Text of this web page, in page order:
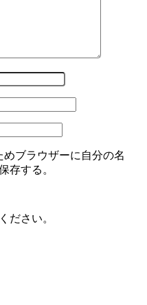
ブラウザーに自分の名
存する。
ださい。